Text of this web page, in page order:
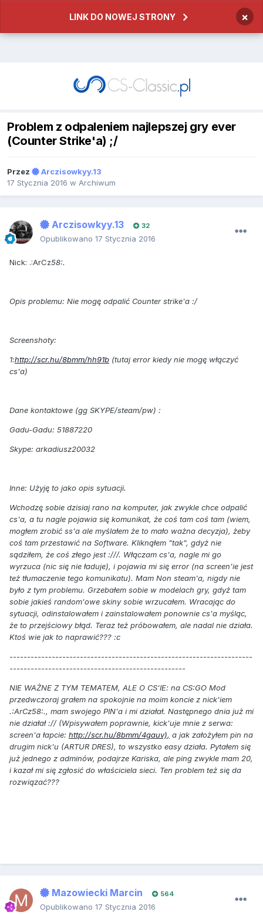
LINK DO NOWEJ STRONY ×
Problem z odpaleniem najlepszej gry ever
(Counter Strike'a) ;/
Przez
Arczisowkyy.13
17 Stycznia 2016 w Archiwum
Arczisowkyy.13 32
Opublikowano 17 Stycznia 2016
Nick: .:ArCz58:.
Opis problemu: Nie mogę odpalić Counter strike'a :/
Screenshoty:
1:http://scr.hu/8bmm/hh91b (tutaj error kiedy nie mogę włączyć
cs'a)
Dane kontaktowe (gg SKYPE/steam/pw) :
Gadu-Gadu: 51887220
Skype: arkadiusz20032
Inne: Użyję to jako opis sytuacji.
Wchodzę sobie dzisiaj rano na komputer, jak zwykle chce odpalić
cs'a, a tu nagle pojawia się komunikat, że coś tam coś tam (wiem,
mogłem zrobić ss'a ale myślałem że to mało ważna decyzja), żeby
coś tam przestawić na Software. Kliknąłem "tak", gdyż nie
sądziłem, że coś złego jest :///. Włączam cs'a, nagle mi go
wyrzuca (nic się nie ładuje), i pojawia mi się error (na screen'ie jest
też tłumaczenie tego komunikatu). Mam Non steam'a, nigdy nie
było z tym problemu. Grzebałem sobie w modelach gry, gdyż tam
sobie jakieś random'owe skiny sobie wrzucałem. Wracając do
sytuacji, odinstalowałem i zainstalowałem ponownie cs'a myśląc,
że to przejściowy błąd. Teraz też próbowałem, ale nadal nie działa.
Ktoś wie jak to naprawić??? :c
---------------------------------------------------------------------
--------------------------------------------------
NIE WAŻNE Z TYM TEMATEM, ALE O CS'IE: na CS:GO Mod
przedwczoraj grałem na spokojnie na moim koncie z nick'iem
.:ArCz58:., mam swojego PIN'a i mi działał. Następnego dnia już mi
nie działał :// (Wpisywałem poprawnie, kick'uje mnie z serwa:
screen'a łapcie: http://scr.hu/8bmm/4gauv), a jak założyłem pin na
drugim nick'u (ARTUR DRES), to wszystko easy działa. Pytałem się
już jednego z adminów, podajrze Kariska, ale ping zwykle mam 20,
i kazał mi się zgłosić do właściciela sieci. Ten problem też się da
rozwiązać???
Mazowiecki Marcin 564
Opublikowano 17 Stycznia 2016